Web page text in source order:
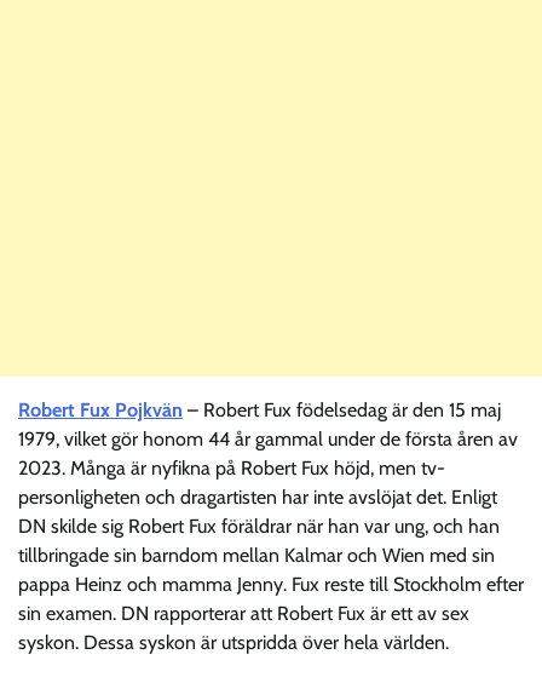
Robert Fux Pojkvän – Robert Fux födelsedag är den 15 maj
1979, vilket gör honom 44 år gammal under de första åren av
2023. Många är nyfikna på Robert Fux höjd, men tv-
personligheten och dragartisten har inte avslöjat det. Enligt
DN skilde sig Robert Fux föräldrar när han var ung, och han
tillbringade sin barndom mellan Kalmar och Wien med sin
pappa Heinz och mamma Jenny. Fux reste till Stockholm efter
sin examen. DN rapporterar att Robert Fux är ett av sex
syskon. Dessa syskon är utspridda över hela världen.